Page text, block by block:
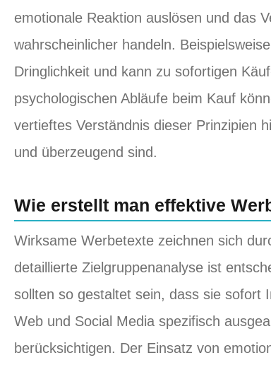
emotionale Reaktion auslösen und das
wahrscheinlicher handeln.
Dringlichkeit und kann zu sofortigen
psychologischen Abläufe beim Kauf
vertieftes Verständnis dieser Prinzipien
und überzeugend sind.
Wie erstellt man effektive
Wirksame Werbetexte zeichnen sich
detaillierte Zielgruppenanalyse ist
sollten so gestaltet sein, dass sie sofort
Web und Social Media spezifisch
berücksichtigen. Der Einsatz von